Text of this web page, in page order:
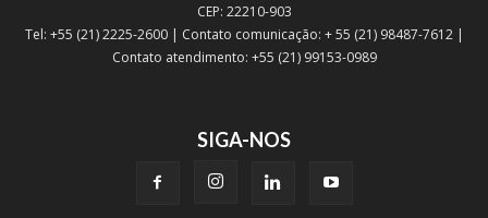
CEP: 22210-903
Tel: +55 (21) 2225-2600 | Contato comunicação: + 55 (21) 98487-7612 |
Contato atendimento: +55 (21) 99153-0989
SIGA-NOS